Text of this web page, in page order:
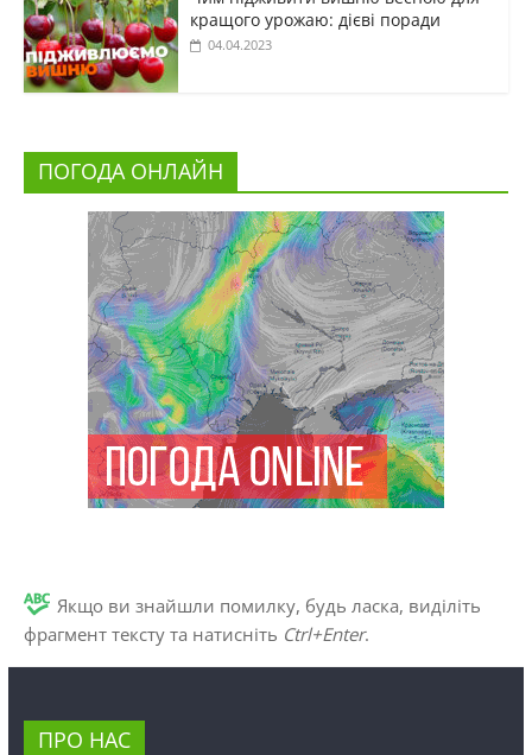
кращого урожаю: дієві поради
04.04.2023
ПОГОДА ОНЛАЙН
Якщо ви знайшли помилку, будь ласка, виділіть
фрагмент тексту та натисніть Ctrl+Enter.
ПРО НАС